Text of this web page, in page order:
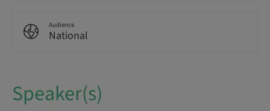
Audience
National
Speaker(s)